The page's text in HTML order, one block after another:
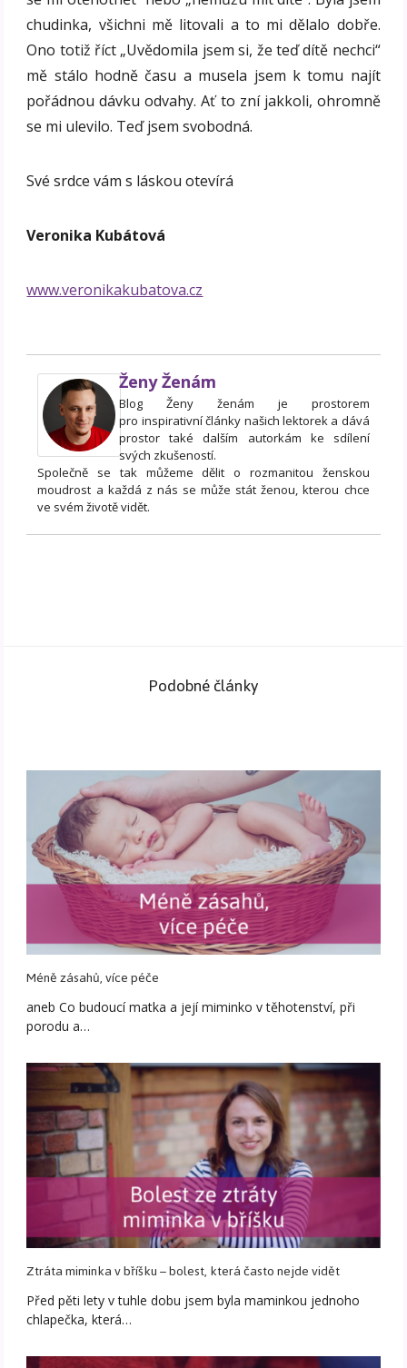
chudinka, všichni mě litovali a to mi dělalo dobře.
Ono totiž říct „Uvědomila jsem si, že teď dítě nechci“
mě stálo hodně času a musela jsem k tomu najít
pořádnou dávku odvahy. Ať to zní jakkoli, ohromně
se mi ulevilo. Teď jsem svobodná.
Své srdce vám s láskou otevírá
Veronika Kubátová
www.veronikakubatova.cz
Ženy Ženám
Blog Ženy ženám je prostorem
pro inspirativní články našich lektorek a dává
prostor také dalším autorkám ke sdílení
svých zkušeností.
Společně se tak můžeme dělit o rozmanitou ženskou
moudrost a každá z nás se může stát ženou, kterou chce
ve svém životě vidět.
Podobné články
Méně zásahů, více péče
aneb Co budoucí matka a její miminko v těhotenství, při
porodu a…
Ztráta miminka v bříšku – bolest, která často nejde vidět
Před pěti lety v tuhle dobu jsem byla maminkou jednoho
chlapečka, která…